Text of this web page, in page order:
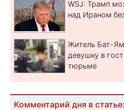
WSJ: Трамп
над Ираном
Житель Бат-
девушку в
тюрьме
Комментарий дня в статье: